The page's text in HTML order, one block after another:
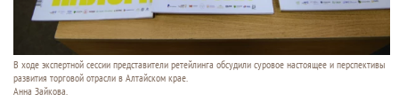
В ходе экспертной сессии представители ретейлинга обсудили суровое настоящее и перспективы
развития торговой отрасли в Алтайском крае.
Анна Зайкова.